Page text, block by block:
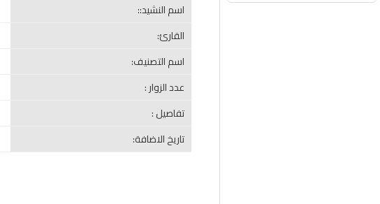
اسم النشيد::
القارئ:
اسم التصنيف:
عدد الزوار :
تفاصيل :
تاريخ الاضافة: